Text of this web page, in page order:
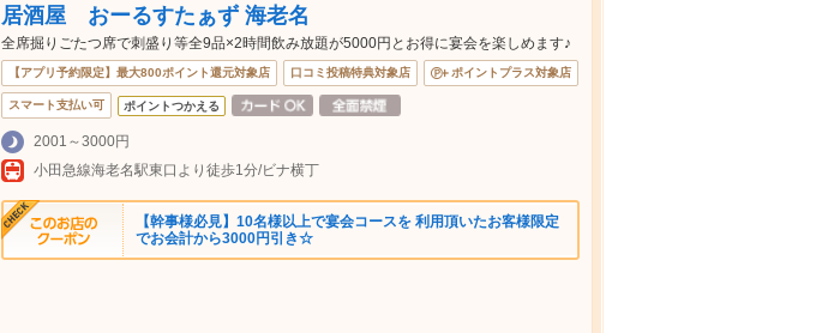
居酒屋 おーるすたぁず 海老名
全席掘りごたつ席で刺盛り等全9品×2時間飲み放題が5000円とお得に宴会を楽しめます♪
【アプリ予約限定】最大800ポイント還元対象店 口コミ投稿特典対象店 ポイントプラス対象店
スマート支払い可 ポイントつかえる
2001～3000円
小田急線海老名駅東口より徒歩1分/ビナ横丁
【幹事様必見】10名様以上で宴会コースを 利用頂いたお客様限定
でお会計から3000円引き☆